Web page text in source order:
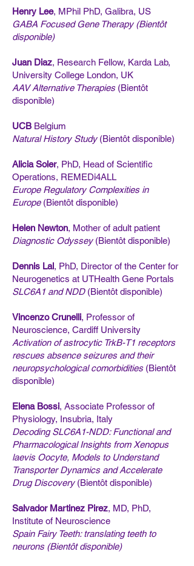
Henry Lee, MPhil PhD, Galibra, US
GABA Focused Gene Therapy (Bientôt
disponible)
Juan Diaz, Research Fellow, Karda Lab,
University College London, UK
AAV Alternative Therapies (Bientôt
disponible)
UCB Belgium
Natural History Study(Bientôt disponible)
Alicia Soler, PhD, Head of Scientific
Operations, REMEDi4ALL
Europe Regulatory Complexities in
Europe(Bientôt disponible)
Helen Newton, Mother of adult patient
Diagnostic Odyssey(Bientôt disponible)
Dennis Lal, PhD, Director of the Center for
Neurogenetics at UTHealth Gene Portals
SLC6A1 and NDD(Bientôt disponible)
Vincenzo Crunelli, Professor of
Neuroscience, Cardiff University
Activation of astrocytic TrkB-T1 receptors
rescues absence seizures and their
neuropsychological comorbidities (Bientôt
disponible)
Elena Bossi, Associate Professor of
Physiology, Insubria, Italy
Decoding SLC6A1-NDD: Functional and
Pharmacological Insights from Xenopus
laevis Oocyte, Models to Understand
Transporter Dynamics and Accelerate
Drug Discovery(Bientôt disponible)
Salvador Martinez Pirez, MD, PhD,
Institute of Neuroscience
Spain Fairy Teeth: translating teeth to
neurons (Bientôt disponible)